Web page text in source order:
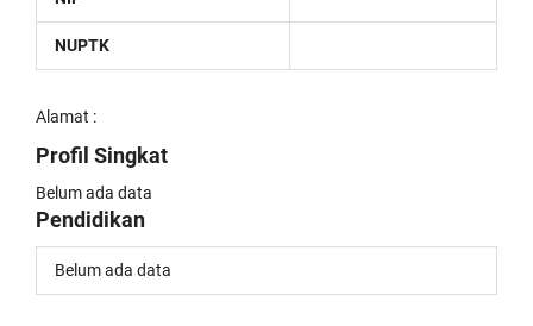
NUPTK
Alamat :
Profil Singkat
Belum ada data
Pendidikan
Belum ada data